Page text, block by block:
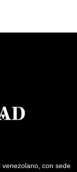
con sede